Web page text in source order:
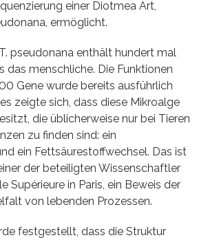
einer Diotmea Art,
ermöglicht.
pseudonana enthält hundert mal
das menschliche. Die Funktionen
Gene wurde bereits ausführlich
zeigte sich, dass diese Mikroalge
die üblicherweise nur bei Tieren
zu finden sind: ein
ein Fettsäurestoffwechsel. Das ist
der beteiligten Wissenschaftler
Supérieure in Paris, ein Beweis der
von lebenden Prozessen.
festgestellt, dass die Struktur